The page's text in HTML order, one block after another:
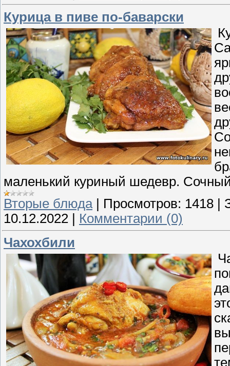
Курица в пиве по-баварски
маленький куриный шедевр.
Вторые блюда | Просмотров: 1418 |
10.12.2022 | Комментарии (0)
Чахохбили